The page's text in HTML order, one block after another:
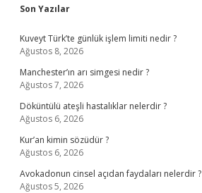
Sidebar
Son Yazılar
Kuveyt Türk’te günlük işlem limiti nedir ?
Ağustos 8, 2026
Manchester’ın arı simgesi nedir ?
Ağustos 7, 2026
Döküntülü ateşli hastalıklar nelerdir ?
Ağustos 6, 2026
Kur’an kimin sözüdür ?
Ağustos 6, 2026
Avokadonun cinsel açıdan faydaları nelerdir ?
Ağustos 5, 2026